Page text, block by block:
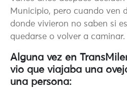
Municipio, pero cuando ven
donde vivieron no saben si
quedarse o volver a caminar.
Alguna vez en
vio que viajaba una
una persona: